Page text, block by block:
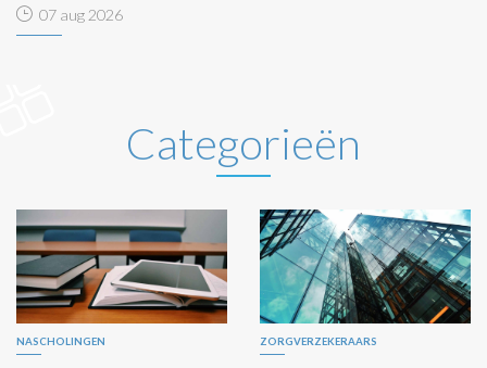
07 aug 2026
Categorieën
NASCHOLINGEN ZORGVERZEKERAARS